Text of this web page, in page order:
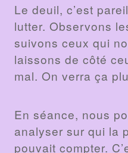
Le deuil, c’est
lutter. Observons
suivons ceux qui
laissons de côté
mal. On verra ça
En séance, nous
analyser sur qui la
pouvait compter.